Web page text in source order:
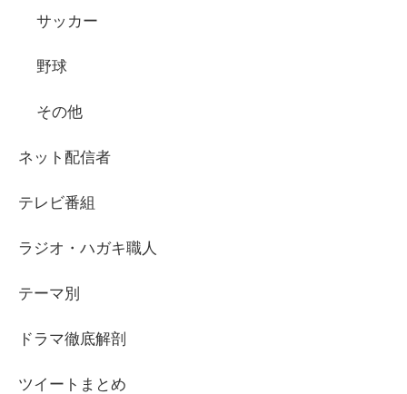
サッカー
野球
その他
ネット配信者
テレビ番組
ラジオ・ハガキ職人
テーマ別
ドラマ徹底解剖
ツイートまとめ